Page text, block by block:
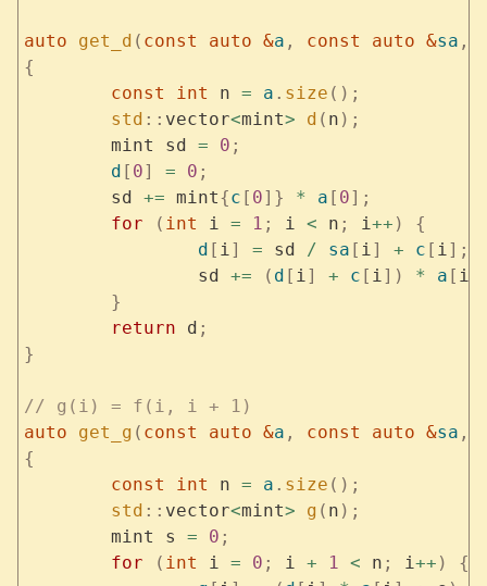
auto get_d ( const auto &a , const auto &sa ,
{
	const
int n = a . size ();
	std
:: vector<mint> d ( n );
	mint sd
= 0 ;
	d
[ 0] = 0 ;
	sd
+= mint{c [ 0]} * a [ 0];
	for
( int i = 1 ; i < n ; i++ )
{
		d
[ i] = sd / sa [ i] + c [ i];
		sd
+= ( d [ i] + c [ i]) * a [ i
	}
	return
d ;
}
// g(i) = f(i, i + 1)
auto get_g ( const auto &a , const auto &sa ,
{
	const
int n = a . size ();
	std
:: vector<mint> g ( n );
	mint s
= 0 ;
	for
( int i = 0 ; i + 1 < n ; i++ )
{